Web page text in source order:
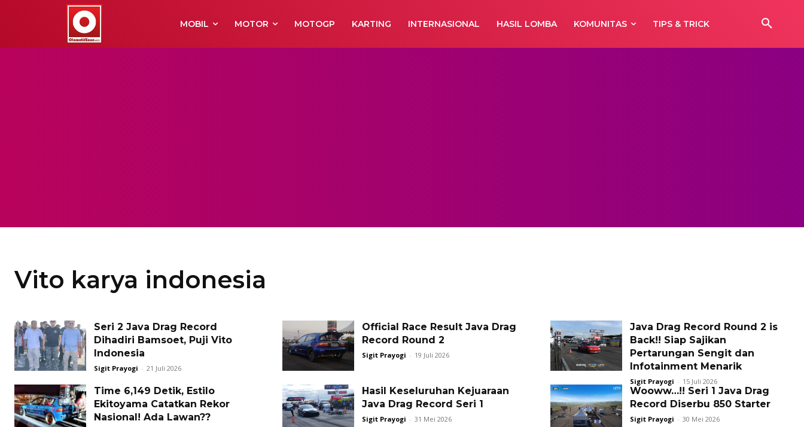
MOBIL MOTOR MOTOGP KARTING INTERNASIONAL HASIL LOMBA KOMUNITAS TIPS & TRICK
Vito karya indonesia
Seri 2 Java Drag Record
Dihadiri Bamsoet, Puji Vito
Indonesia
Sigit Prayogi - 21 Juli 2026
Official Race Result Java Drag
Record Round 2
Sigit Prayogi - 19 Juli 2026
Java Drag Record Round 2 is
Back!! Siap Sajikan
Pertarungan Sengit dan
Infotainment Menarik
Sigit Prayogi - 15 Juli 2026
Time 6,149 Detik, Estilo
Ekitoyama Catatkan Rekor
Nasional! Ada Lawan??
Hasil Keseluruhan Kejuaraan
Java Drag Record Seri 1
Sigit Prayogi - 31 Mei 2026
Wooww…!! Seri 1 Java Drag
Record Diserbu 850 Starter
Sigit Prayogi - 30 Mei 2026